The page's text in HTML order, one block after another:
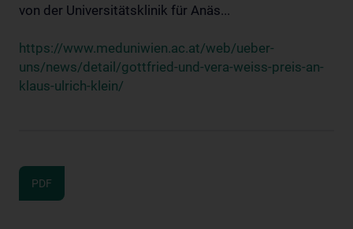
von der Universitätsklinik für Anäs...
https://www.meduniwien.ac.at/web/ueber-
uns/news/detail/gottfried-und-vera-weiss-preis-an-
klaus-ulrich-klein/
PDF